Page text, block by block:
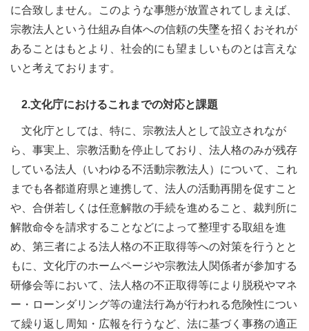
に合致しません。このような事態が放置されてしまえば、
宗教法人という仕組み自体への信頼の失墜を招くおそれが
あることはもとより、社会的にも望ましいものとは言えな
いと考えております。
2.文化庁におけるこれまでの対応と課題
文化庁としては、特に、宗教法人として設立されなが
ら、事実上、宗教活動を停止しており、法人格のみが残存
している法人（いわゆる不活動宗教法人）について、これ
までも各都道府県と連携して、法人の活動再開を促すこと
や、合併若しくは任意解散の手続を進めること、裁判所に
解散命令を請求することなどによって整理する取組を進
め、第三者による法人格の不正取得等への対策を行うとと
もに、文化庁のホームページや宗教法人関係者が参加する
研修会等において、法人格の不正取得等により脱税やマネ
ー・ローンダリング等の違法行為が行われる危険性につい
て繰り返し周知・広報を行うなど、法に基づく事務の適正